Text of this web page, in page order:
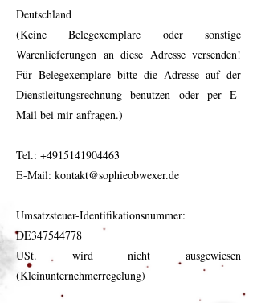
Deutschland
(Keine Belegexemplare oder sonstige
Warenlieferungen an diese Adresse versenden!
Für Belegexemplare bitte die Adresse auf der
Dienstleitungsrechnung benutzen oder per E-
Mail bei mir anfragen.)
Tel.: +4915141904463
E-Mail: kontakt@sophieobwexer.de
Umsatzsteuer-Identifikationsnummer:
DE347544778
USt. wird nicht ausgewiesen
(Kleinunternehmerregelung)